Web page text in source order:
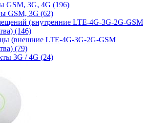
GSM, 3G, 4G (196)
GSM, 3G (62)
(внутренние LTE-4G-3G-2G-GSM
(146)
(внешние LTE-4G-3G-2G-GSM
(79)
3G / 4G (24)